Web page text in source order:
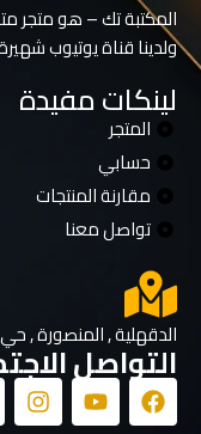
المكتبة تك – هو متجر
ولدينا قناة يوتيوب
لينكات مفيدة
المتجر
حسابي
مقارنة المنتجات
تواصل معنا
الدقهلية , المنصورة ,
التواصل